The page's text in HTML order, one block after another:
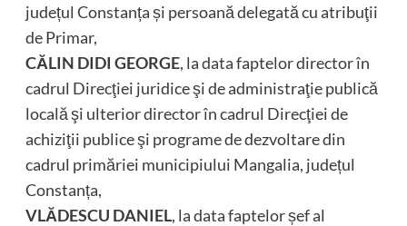
județul Constanța și persoană delegată cu atribuţii
de Primar,
CĂLIN DIDI GEORGE, la data faptelor director în
cadrul Direcţiei juridice şi de administraţie publică
locală şi ulterior director în cadrul Direcţiei de
achiziţii publice şi programe de dezvoltare din
cadrul primăriei municipiului Mangalia, județul
Constanța,
VLĂDESCU DANIEL, la data faptelor șef al